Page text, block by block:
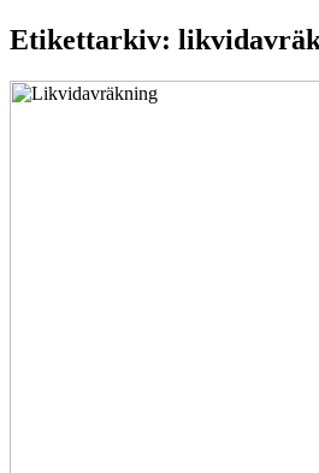
Etikettarkiv: